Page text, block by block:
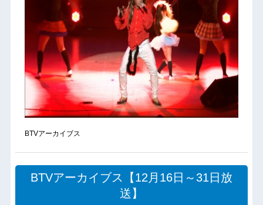
BTVアーカイブス
BTVアーカイブス【12月16日～31日放
送】